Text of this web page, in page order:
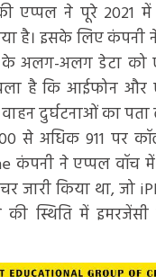
एप्पल ने पूरे 2021
है। इसके लिए
अलग-अलग डेटा को
है कि आईफोन और
दुर्घटनाओं का
से अधिक 911 पर
कंपनी ने एप्पल वॉच
जारी किया था, जो
स्थिति में इमरजेंसी